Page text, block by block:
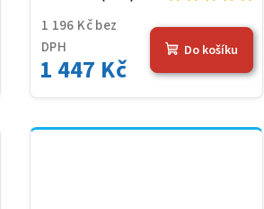
1 196 Kč bez
DPH
1 447 Kč
Do košíku